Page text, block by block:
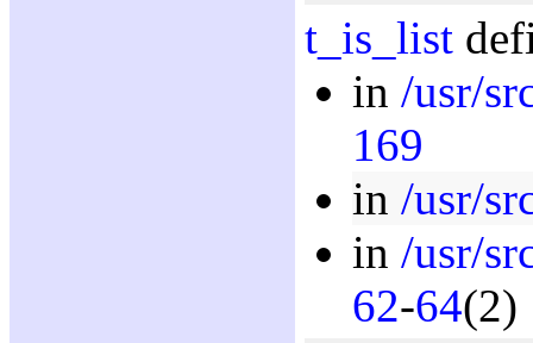
t_is_list
in /usr/
169
in /usr/
in /usr/
62-64(2)